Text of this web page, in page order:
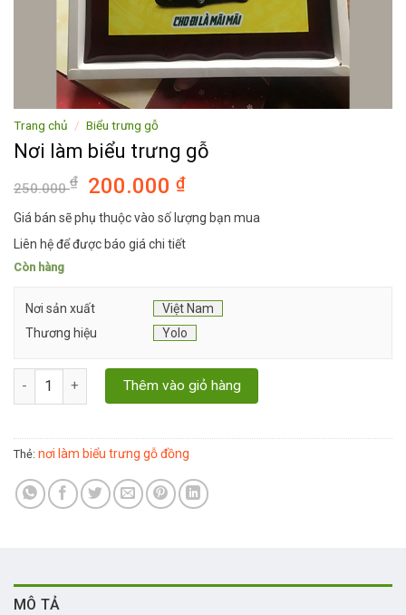
Trang chủ / Biểu trưng gỗ
Nơi làm biểu trưng gỗ
250.000₫
Giá
gốc
là:
250.000 ₫.
200.000 ₫Giá
hiện
tại
là:
Giá bán sẽ phụ thuộc vào số lượng bạn mua
Liên hệ để được báo giá chi tiết
Còn hàng
Nơi sản xuất
Việt Nam
Thương hiệu
Yolo
Nơi làm biểu trưng gỗ số lượng
Thêm vào giỏ hàng
Thẻ: nơi làm biểu trưng gỗ đồng
MÔ TẢ